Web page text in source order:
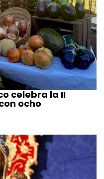
celebra la II
ocho